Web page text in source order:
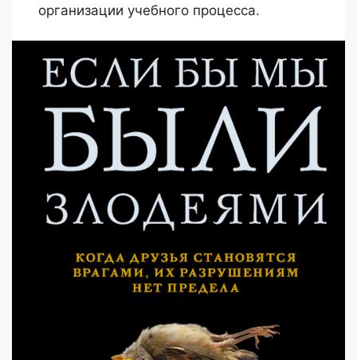
организации учебного процесса.